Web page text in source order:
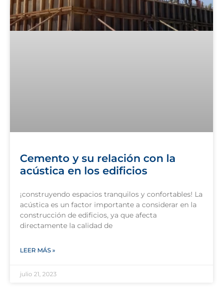
Cemento y su relación con la
acústica en los edificios
¡construyendo espacios tranquilos y confortables! La
acústica es un factor importante a considerar en la
construcción de edificios, ya que afecta
directamente la calidad de
LEER MÁS »
julio 21, 2023